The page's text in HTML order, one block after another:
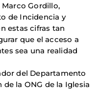
Gordillo,
de Incidencia y
estas cifras tan
que el acceso a
sea una realidad
del Departamento
la ONG de la Iglesia